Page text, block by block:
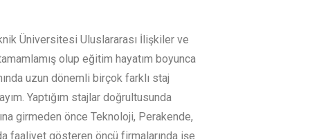
Üniversitesi Uluslararası İlişkiler ve
olup eğitim hayatım boyunca
uzun dönemli birçok farklı staj
Yaptığım stajlar doğrultusunda
girmeden önce Teknoloji, Perakende,
faaliyet gösteren öncü firmalarında işe